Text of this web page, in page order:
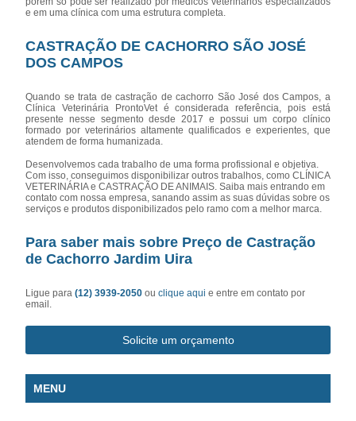
e em uma clínica com uma estrutura completa.
CASTRAÇÃO DE CACHORRO SÃO JOSÉ
DOS CAMPOS
Quando se trata de castração de cachorro São José dos Campos, a
Clínica Veterinária ProntoVet é considerada referência, pois está
presente nesse segmento desde 2017 e possui um corpo clínico
formado por veterinários altamente qualificados e experientes, que
atendem de forma humanizada.
Desenvolvemos cada trabalho de uma forma profissional e objetiva.
Com isso, conseguimos disponibilizar outros trabalhos, como CLÍNICA
VETERINÁRIA e CASTRAÇÃO DE ANIMAIS. Saiba mais entrando em
contato com nossa empresa, sanando assim as suas dúvidas sobre os
serviços e produtos disponibilizados pelo ramo com a melhor marca.
Para saber mais sobre Preço de Castração
de Cachorro Jardim Uira
Ligue para(12) 3939-2050ouclique aqui e entre em contato por
email.
Solicite um orçamento
MENU